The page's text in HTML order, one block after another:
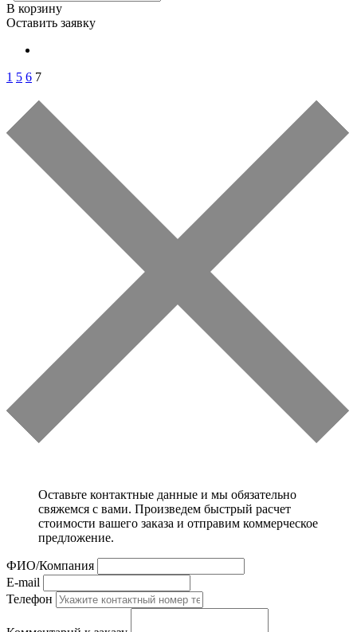
В корзину
Оставить заявку
1 5 6 7
Оставьте контактные данные и мы обязательно
свяжемся с вами. Произведем быстрый расчет
стоимости вашего заказа и отправим коммерческое
предложение.
ФИО/Компания
E-mail
Телефон